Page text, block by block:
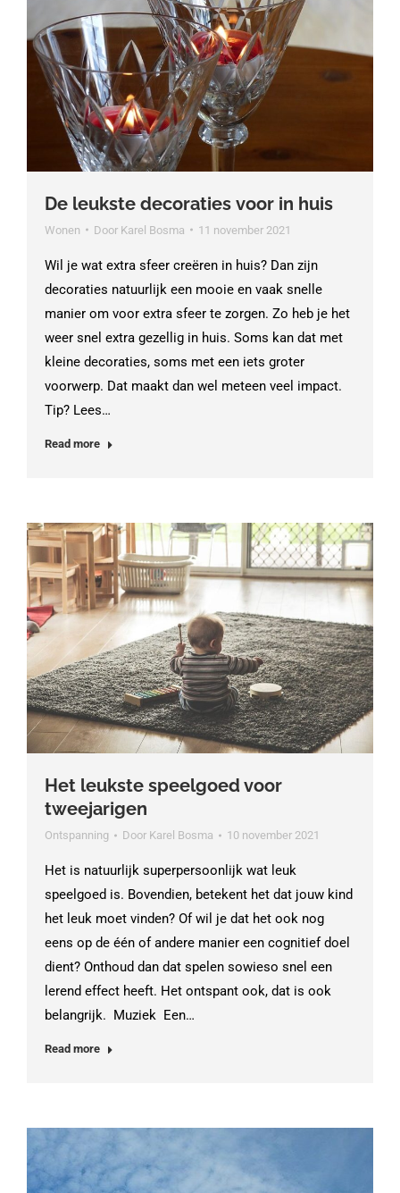
De leukste decoraties voor in huis
Wonen Door Karel Bosma 11 november 2021
Wil je wat extra sfeer creëren in huis? Dan zijn
decoraties natuurlijk een mooie en vaak snelle
manier om voor extra sfeer te zorgen. Zo heb je het
weer snel extra gezellig in huis. Soms kan dat met
kleine decoraties, soms met een iets groter
voorwerp. Dat maakt dan wel meteen veel impact.
Tip? Lees…
Read more
Het leukste speelgoed voor
tweejarigen
Ontspanning Door Karel Bosma 10 november 2021
Het is natuurlijk superpersoonlijk wat leuk
speelgoed is. Bovendien, betekent het dat jouw kind
het leuk moet vinden? Of wil je dat het ook nog
eens op de één of andere manier een cognitief doel
dient? Onthoud dan dat spelen sowieso snel een
lerend effect heeft. Het ontspant ook, dat is ook
belangrijk. Muziek Een…
Read more